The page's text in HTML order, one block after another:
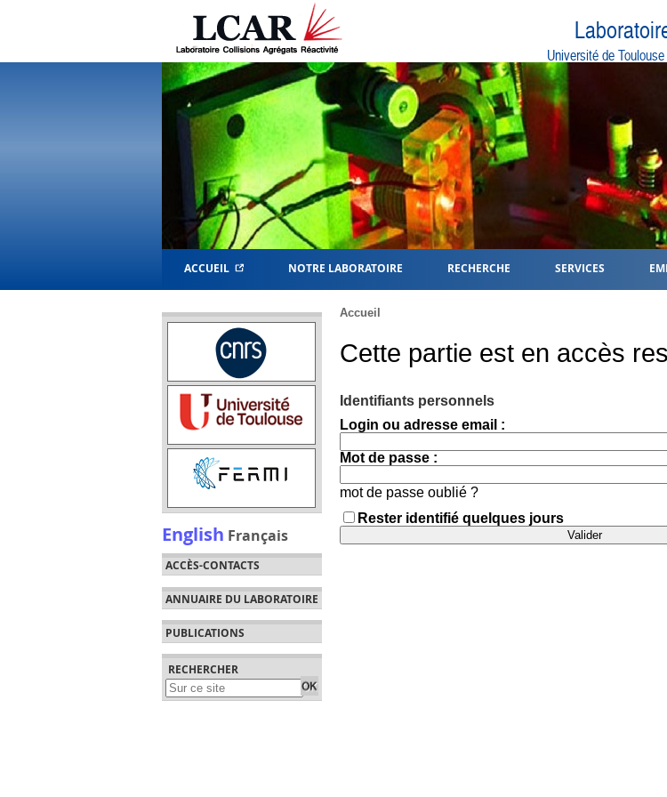
Université de
ACCUEIL NOTRE LABORATOIRE RECHERCHE SERVICES
English Français
ACCÈS-CONTACTS
ANNUAIRE DU LABORATOIRE
PUBLICATIONS
RECHERCHER
Accueil
Cette partie est en accès
Identifiants personnels
Login ou adresse email :
Mot de passe :
mot de passe oublié ?
Rester identifié quelques jours